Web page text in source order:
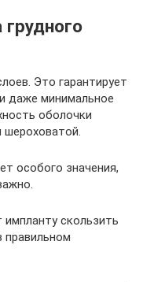
грудного
Это гарантирует
даже минимальное
оболочки
особого значения,
скользить
правильном